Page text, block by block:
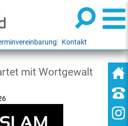
Kontakt
mit Wortgewalt